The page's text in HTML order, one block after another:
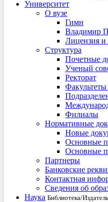
Университет
О вузе
Гимн
Владимир
Лицензия и
Структура
Почетные
Ученый
Ректорат
Филиалы
Нормативные
Новые
Основные
Основные
Партнеры
Банковские
Контактная
Сведения об
Наука Библиотека/